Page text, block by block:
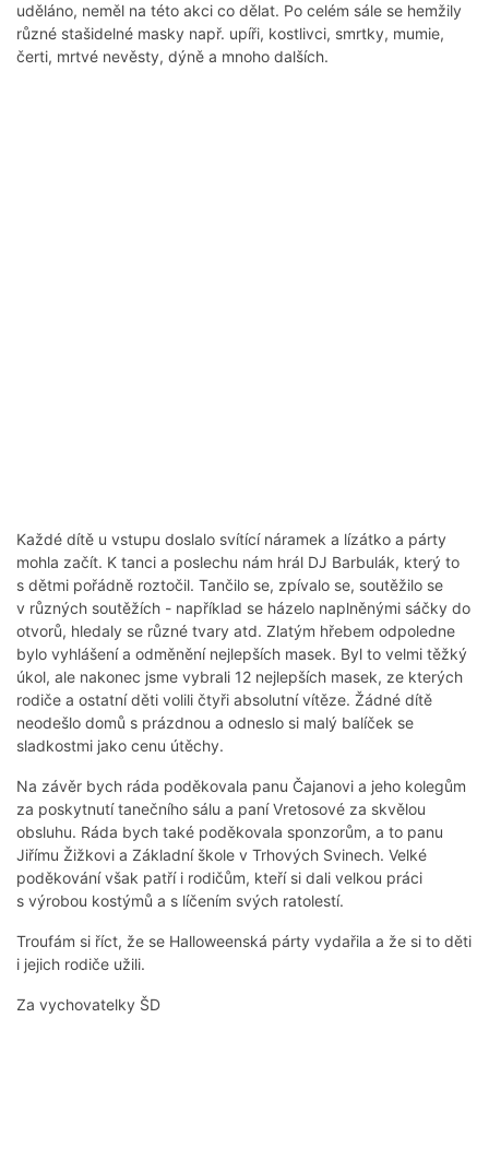
uděláno, neměl na této akci co dělat. Po celém sále se hemžily
různé stašidelné masky např. upíři, kostlivci, smrtky, mumie,
čerti, mrtvé nevěsty, dýně a mnoho dalších.
Každé dítě u vstupu doslalo svítící náramek a lízátko a párty
mohla začít. K tanci a poslechu nám hrál DJ Barbulák, který to
s dětmi pořádně roztočil. Tančilo se, zpívalo se, soutěžilo se
v různých soutěžích - například se házelo naplněnými sáčky do
otvorů, hledaly se různé tvary atd. Zlatým hřebem odpoledne
bylo vyhlášení a odměnění nejlepších masek. Byl to velmi těžký
úkol, ale nakonec jsme vybrali 12 nejlepších masek, ze kterých
rodiče a ostatní děti volili čtyři absolutní vítěze. Žádné dítě
neodešlo domů s prázdnou a odneslo si malý balíček se
sladkostmi jako cenu útěchy.
Na závěr bych ráda poděkovala panu Čajanovi a jeho kolegům
za poskytnutí tanečního sálu a paní Vretosové za skvělou
obsluhu. Ráda bych také poděkovala sponzorům, a to panu
Jiřímu Žižkovi a Základní škole v Trhových Svinech. Velké
poděkování však patří i rodičům, kteří si dali velkou práci
s výrobou kostýmů a s líčením svých ratolestí.
Troufám si říct, že se Halloweenská párty vydařila a že si to děti
i jejich rodiče užili.
Za vychovatelky ŠD